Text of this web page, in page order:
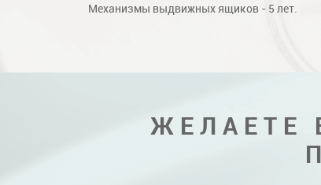
Механизмы выдвижных ящиков - 5 лет.
ЖЕЛАЕТЕ